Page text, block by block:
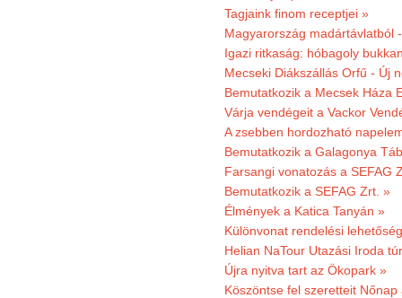
Tagjaink finom receptjei »
Magyarország madártávlatból
Igazi ritkaság: hóbagoly
Mecseki Diákszállás Orfű - Új
Bemutatkozik a Mecsek Háza
Várja vendégeit a Vackor
A zsebben hordozható
Bemutatkozik a Galagonya
Farsangi vonatozás a SEFAG
Bemutatkozik a SEFAG Zrt. »
Élmények a Katica Tanyán »
Különvonat rendelési
Helian NaTour Utazási Iroda
Újra nyitva tart az Ökopark »
Köszöntse fel szeretteit